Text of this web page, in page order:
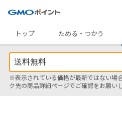
トップ
ためる・つかう
※表示されている価格が最新ではない場
ク先の商品詳細ページでご確認をお願いし